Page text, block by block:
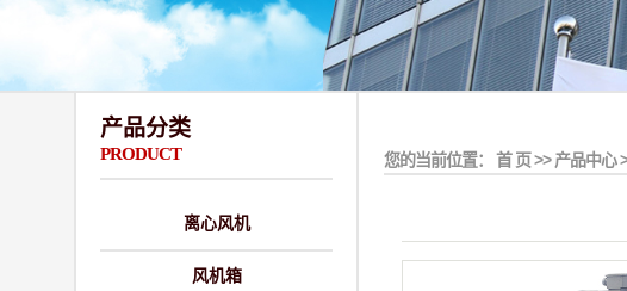
产品分类
PRODUCT
离心风机
风机箱
您的当前位置： 首 页>>产品中心